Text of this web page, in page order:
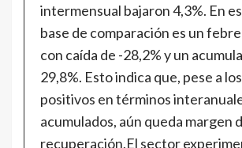
intermensual bajaron 4,3%. En
base de comparación es un
con caída de -28,2% y un
29,8%. Esto indica que, pese a
positivos en términos
acumulados, aún queda margen
recuperación.El sector